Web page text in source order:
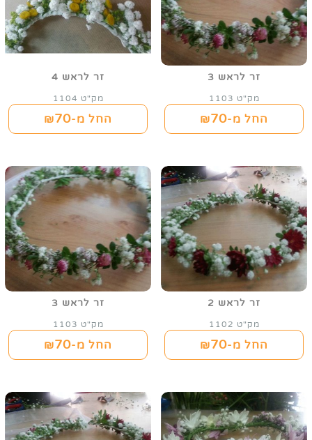
זר לראש 3
מק"ט 1103
החל מ-₪70
זר לראש 4
מק"ט 1104
החל מ-₪70
זר לראש 2
מק"ט 1102
החל מ-₪70
זר לראש 3
מק"ט 1103
החל מ-₪70